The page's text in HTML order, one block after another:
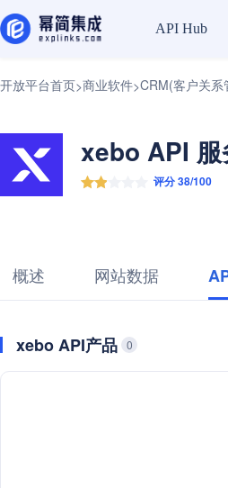
API Hub
开放平台首页>商业软件>CRM(客户关系
xebo API 服
评分 38/100
概述 网站数据
xebo API产品 0